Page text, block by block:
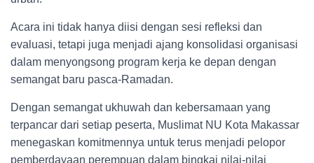
Acara ini tidak hanya diisi dengan sesi refleksi dan
evaluasi, tetapi juga menjadi ajang konsolidasi organisasi
dalam menyongsong program kerja ke depan dengan
semangat baru pasca-Ramadan.
Dengan semangat ukhuwah dan kebersamaan yang
terpancar dari setiap peserta, Muslimat NU Kota Makassar
menegaskan komitmennya untuk terus menjadi pelopor
pemberdayaan perempuan dalam bingkai nilai-nilai